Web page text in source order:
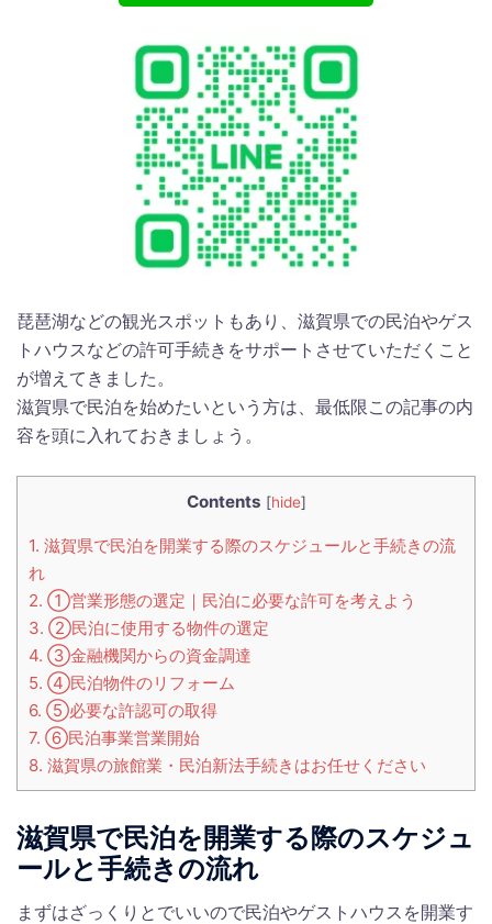
琵琶湖などの観光スポットもあり、滋賀県での民泊やゲス
トハウスなどの許可手続きをサポートさせていただくこと
が増えてきました。
滋賀県で民泊を始めたいという方は、最低限この記事の内
容を頭に入れておきましょう。
Contents [hide]
1. 滋賀県で民泊を開業する際のスケジュールと手続きの流
れ
2. ①営業形態の選定｜民泊に必要な許可を考えよう
3. ②民泊に使用する物件の選定
4. ③金融機関からの資金調達
5. ④民泊物件のリフォーム
6. ⑤必要な許認可の取得
7. ⑥民泊事業営業開始
8. 滋賀県の旅館業・民泊新法手続きはお任せください
滋賀県で民泊を開業する際のスケジュ
ールと手続きの流れ
まずはざっくりとでいいので民泊やゲストハウスを開業す